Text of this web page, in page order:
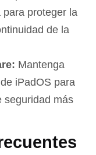
proteger la
de la
Mantenga
iPadOS para
seguridad más